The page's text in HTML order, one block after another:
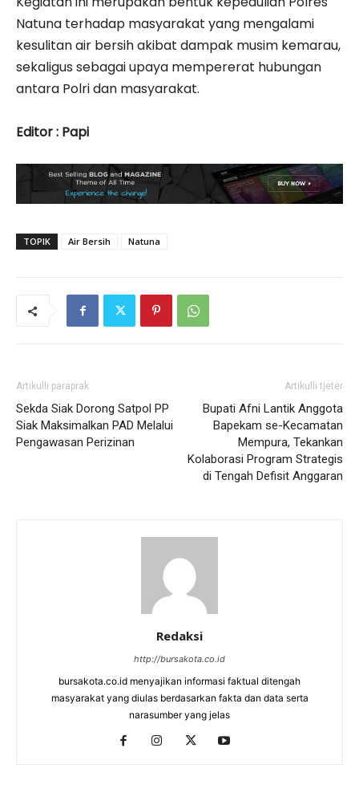
Natuna terhadap masyarakat yang mengalami
kesulitan air bersih akibat dampak musim kemarau,
sekaligus sebagai upaya mempererat hubungan
antara Polri dan masyarakat.
‎Editor : Papi
TOPIK Air Bersih Natuna
Artikulli paraprak
Sekda Siak Dorong Satpol PP
Siak Maksimalkan PAD Melalui
Pengawasan Perizinan
Artikulli tjetër
Bupati Afni Lantik Anggota
Bapekam se-Kecamatan
Mempura, Tekankan
Kolaborasi Program Strategis
di Tengah Defisit Anggaran
Redaksi
http://bursakota.co.id
bursakota.co.id menyajikan informasi faktual ditengah
masyarakat yang diulas berdasarkan fakta dan data serta
narasumber yang jelas